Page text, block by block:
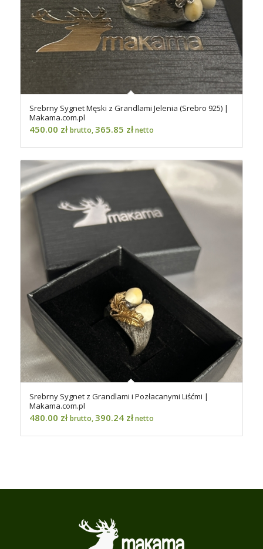
Srebrny Sygnet Męski z Grandlami Jelenia (Srebro 925) |
Makama.com.pl
450.00 zł brutto,365.85 złnetto
Srebrny Sygnet z Grandlami i Pozłacanymi Liśćmi |
Makama.com.pl
480.00 zł brutto,390.24 złnetto